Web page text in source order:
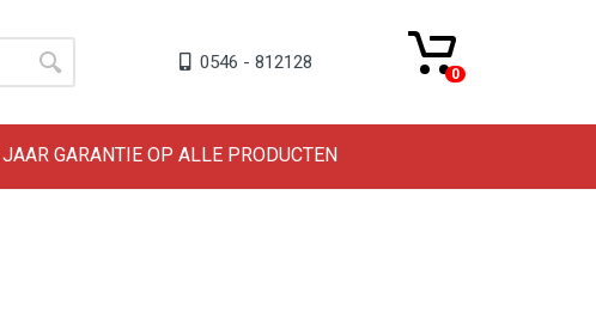
0546 - 812128
0
GARANTIE OP ALLE PRODUCTEN